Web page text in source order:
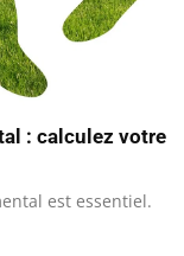
: calculez votre
est essentiel.